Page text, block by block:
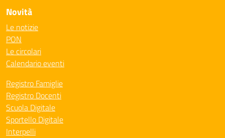
Novità
Le notizie
PON
Le circolari
Calendario eventi
Registro Famiglie
Registro Docenti
Scuola Digitale
Sportello Digitale
Interpelli